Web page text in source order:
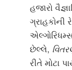
હજારો
ગ્રાહકોની
છેલ્લે,
રીતે મોટા